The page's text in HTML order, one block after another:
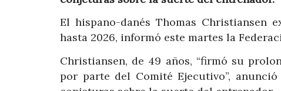
El hispano-danés Thomas Christiansen
hasta 2026, informó este martes la
Christiansen, de 49 años, “firmó su
por parte del Comité Ejecutivo”,